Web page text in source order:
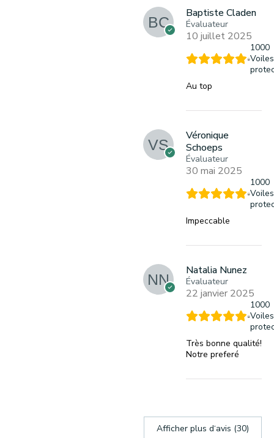
Baptiste Claden
Évaluateur
10 juillet 2025
1000
Au top
Véronique
Schoeps
Évaluateur
30 mai 2025
1000
Impeccable
Natalia Nunez
Évaluateur
22 janvier 2025
1000
Très bonne qualité!
Notre preferé
Afficher plus d‘avis (30)